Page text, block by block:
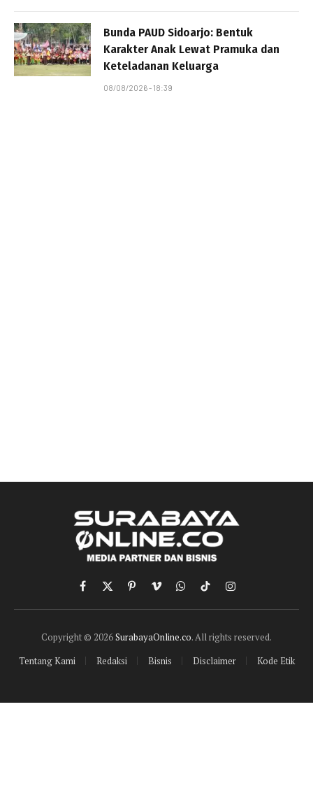
Bunda PAUD Sidoarjo: Bentuk
Karakter Anak Lewat Pramuka dan
Keteladanan Keluarga
08/08/2026 - 18:39
Facebook
X
(Twitter)
PinterestVimeoWhatsApp
TikTokInstagram
Copyright © 2026SurabayaOnline.co. All rights reserved.
Tentang Kami
Redaksi Bisnis Disclaimer Kode Etik